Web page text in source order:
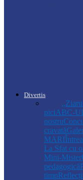
Divertis
piciABC-
nostru
cravată
MARI
La Sfat cu
Mini-Mister
pedagogică
timp